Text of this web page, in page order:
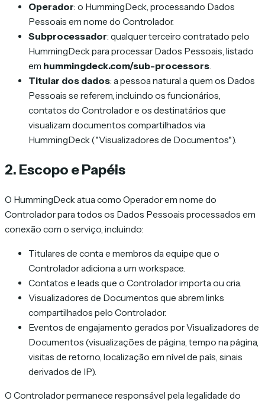
Operador: o HummingDeck, processando Dados
Pessoais em nome do Controlador.
Subprocessador: qualquer terceiro contratado pelo
HummingDeck para processar Dados Pessoais, listado
em hummingdeck.com/sub-processors
Titular dos dados: a pessoa natural a quem os Dados
Pessoais se referem, incluindo os funcionários,
contatos do Controlador e os destinatários que
visualizam documentos compartilhados via
HummingDeck ("Visualizadores de Documentos").
2. Escopo e Papéis
O HummingDeck atua como Operador em nome do
Controlador para todos os Dados Pessoais processados em
conexão com o serviço, incluindo:
Titulares de conta e membros da equipe que o
Controlador adiciona a um workspace.
Contatos e leads que o Controlador importa ou cria.
Visualizadores de Documentos que abrem links
compartilhados pelo Controlador.
Eventos de engajamento gerados por Visualizadores de
Documentos (visualizações de página, tempo na página,
visitas de retorno, localização em nível de país, sinais
derivados de IP).
O Controlador permanece responsável pela legalidade do